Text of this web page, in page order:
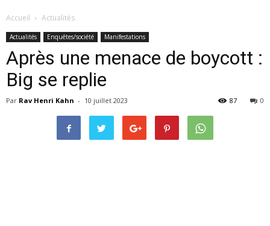
Accueil Actualités
Actualités Enquêtes/société Manifestations
Après une menace de boycott :
Big se replie
Par Rav Henri Kahn - 10 juillet 2023 0
87